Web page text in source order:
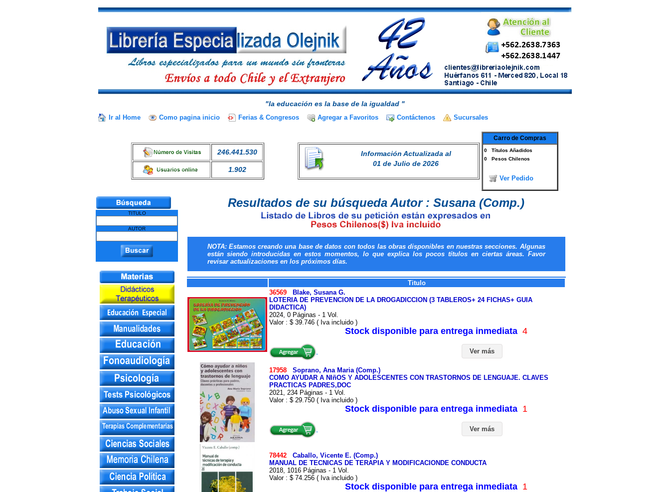
"la educación es la base de la igualdad "
Ir al Home Como pagina inicio Ferias & Congresos Agregar a Favoritos Contáctenos Sucursales
246.441.530
1.902
Información Actualizada al
01 de Julio de 2026
Carro de Compras
0 Títulos Añadidos
0 Pesos Chilenos
Ver Pedido
TITULO
AUTOR
Resultados de su búsqueda Autor : Susana (Comp.)
NOTA: Estamos creando una base de datos con todos las obras disponibles en nuestras secciones. Algunas
están siendo introducidas en estos momentos, lo que explica los pocos títulos en ciertas áreas. Favor
revisar actualizaciones en los próximos días.
Titulo
36569
Blake, Susana G.
LOTERIA DE PREVENCION DE LA DROGADICCION (3 TABLEROS+ 24 FICHAS+ GUIA
DIDACTICA)
2024, 0 Páginas - 1 Vol.
Valor : $ 39.746 ( Iva incluido )
Stock disponible para entrega inmediata 4
Ver más
17958 Soprano, Ana Maria (Comp.)
COMO AYUDAR A NIñOS Y ADOLESCENTES CON TRASTORNOS DE LENGUAJE. CLAVES
PRACTICAS PADRES,DOC
2021, 234 Páginas - 1 Vol.
Valor : $ 29.750 ( Iva incluido )
Stock disponible para entrega inmediata 1
Ver más
78442 Caballo, Vicente E. (Comp.)
MANUAL DE TECNICAS DE TERAPIA Y MODIFICACIONDE CONDUCTA
2018, 1016 Páginas - 1 Vol.
Valor : $ 74.256 ( Iva incluido )
Stock disponible para entrega inmediata 1